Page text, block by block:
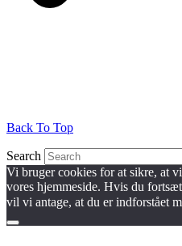
Back To Top
Search
Vi bruger cookies for at sikre, at
vores hjemmeside. Hvis du
vil vi antage, at du er indforstået